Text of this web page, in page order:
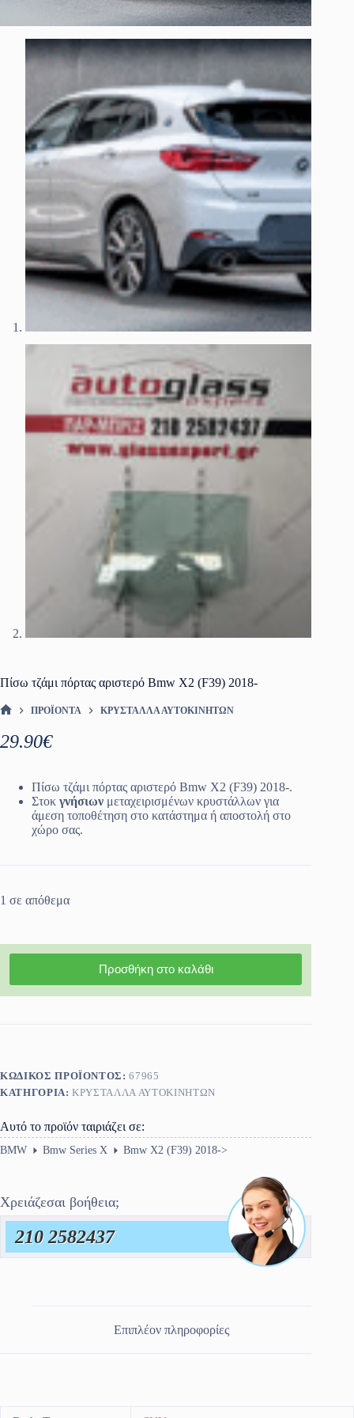
Πίσω τζάμι πόρτας αριστερό Bmw X2 (F39) 2018-
ΠΡΟΪΌΝΤΑ ΚΡΎΣΤΑΛΛΑ ΑΥΤΟΚΙΝΉΤΩΝ
29.90€
Πίσω τζάμι πόρτας αριστερό Bmw X2 (F39) 2018-.
Στοκ γνήσιων μεταχειρισμένων κρυστάλλων για
άμεση τοποθέτηση στο κατάστημα ή αποστολή στο
χώρο σας.
1 σε απόθεμα
Προσθήκη στο καλάθι
ΚΩΔΙΚΌΣ ΠΡΟΪΌΝΤΟΣ:67965
ΚΑΤΗΓΟΡΊΑ:ΚΡΎΣΤΑΛΛΑ ΑΥΤΟΚΙΝΉΤΩΝ
Αυτό το προϊόν ταιριάζει σε:
BMW Bmw Series X Bmw X2 (F39) 2018->
Χρειάζεσαι βοήθεια;
210 2582437
Επιπλέον πληροφορίες